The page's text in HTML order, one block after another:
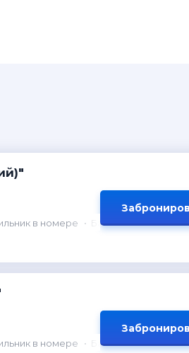
в номере
Балкон
в номере
Балкон